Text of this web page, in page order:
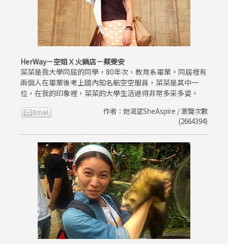
HerWay－空姐Ｘ火鍋店－蔡雯安
菜菜是我大學同屆的同學，80年次，教育系畢業。同屆裡有
兩個人在畢業後考上國內知名航空空服員，菜菜是其中一
位，在我的印象裡，菜菜的大學生活過得非常多采多姿。
作者：她渴望SheAspire / 瀏覽次數
(2664394)